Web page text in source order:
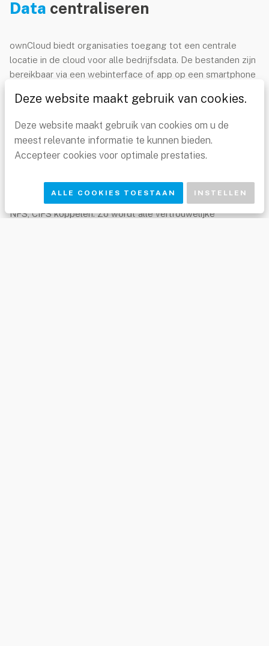
Data centraliseren
ownCloud biedt organisaties toegang tot een centrale
locatie in de cloud voor alle bedrijfsdata. De bestanden zijn
bereikbaar via een webinterface of app op een smartphone
De flexibele ownCloud API stelt je in staat om verbinding te
zoals SharePoint of andere (public) cloud diensten zoals
Dropbox.
bestand sync en share oplossing. Je kunt andere
NFS, CIFS koppelen. Zo wordt alle vertrouwelijke
Deze website maakt gebruik van cookies.
Deze website maakt gebruik van cookies om u de
meest relevante informatie te kunnen bieden.
Accepteer cookies voor optimale prestaties.
ALLE COOKIES TOESTAAN INSTELLEN
NOODZAKELIJK
STATISTIEKEN
MARKETING